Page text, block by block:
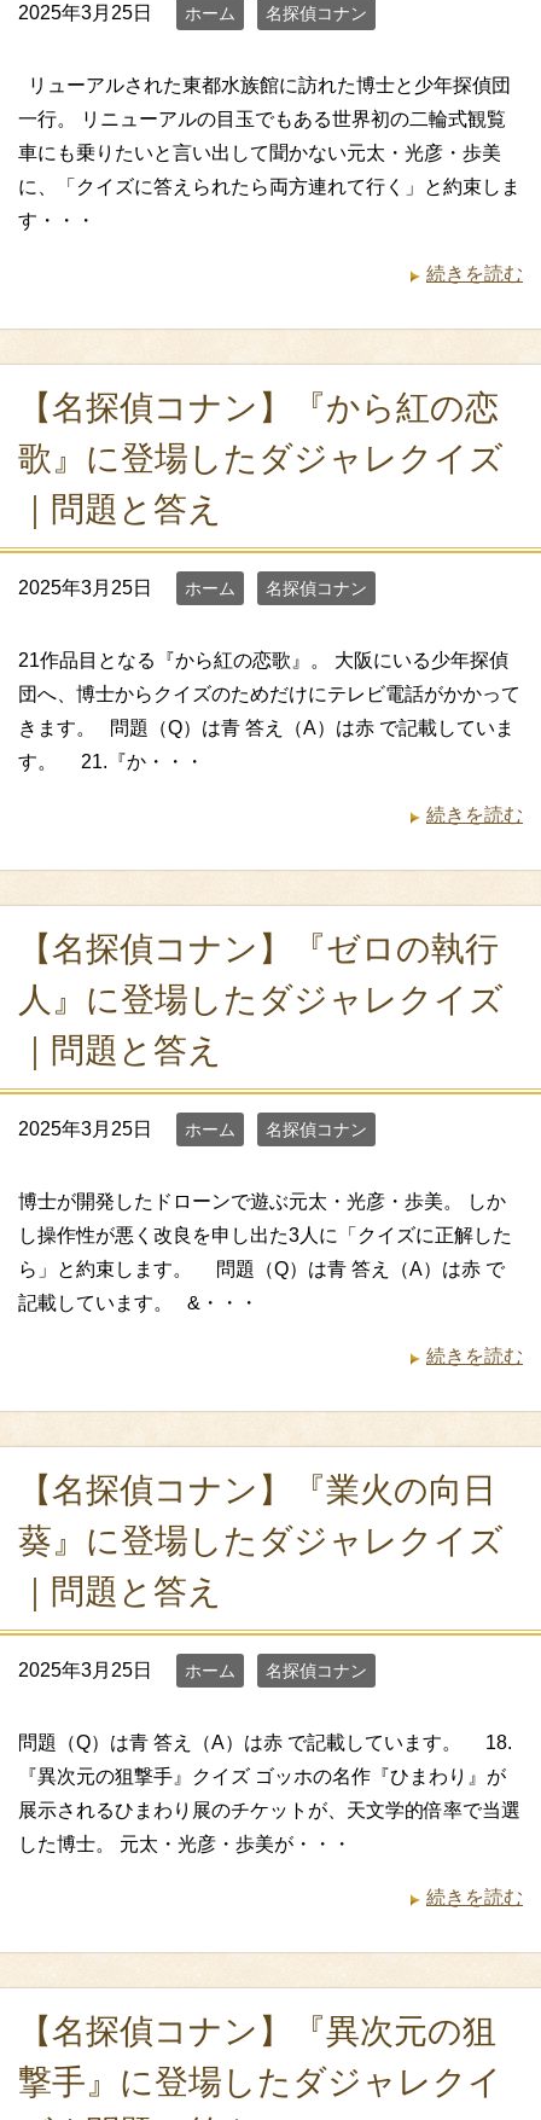
2025年3月25日 ホーム 名探偵コナン
リューアルされた東都水族館に訪れた博士と少年探偵団
一行。 リニューアルの目玉でもある世界初の二輪式観覧
車にも乗りたいと言い出して聞かない元太・光彦・歩美
に、「クイズに答えられたら両方連れて行く」と約束しま
す・・・
続きを読む
【名探偵コナン】『から紅の恋
歌』に登場したダジャレクイズ
｜問題と答え
2025年3月25日 ホーム 名探偵コナン
21作品目となる『から紅の恋歌』。 大阪にいる少年探偵
団へ、博士からクイズのためだけにテレビ電話がかかって
きます。 問題（Q）は青 答え（A）は赤 で記載していま
す。 21.『か・・・
続きを読む
【名探偵コナン】『ゼロの執行
人』に登場したダジャレクイズ
｜問題と答え
2025年3月25日 ホーム 名探偵コナン
博士が開発したドローンで遊ぶ元太・光彦・歩美。 しか
し操作性が悪く改良を申し出た3人に「クイズに正解した
ら」と約束します。 問題（Q）は青 答え（A）は赤 で
記載しています。 &・・・
続きを読む
【名探偵コナン】『業火の向日
葵』に登場したダジャレクイズ
｜問題と答え
2025年3月25日 ホーム 名探偵コナン
問題（Q）は青 答え（A）は赤 で記載しています。 18.
『異次元の狙撃手』クイズ ゴッホの名作『ひまわり』が
展示されるひまわり展のチケットが、天文学的倍率で当選
した博士。 元太・光彦・歩美が・・・
続きを読む
【名探偵コナン】『異次元の狙
撃手』に登場したダジャレクイ